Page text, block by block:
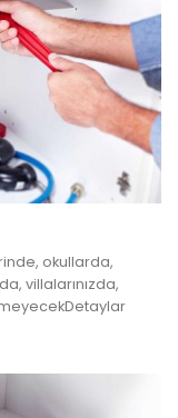
okullarda,
villalarınızda,